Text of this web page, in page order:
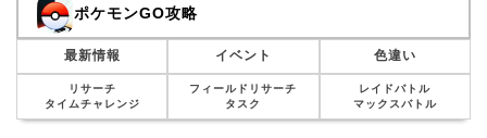
ポケモンGO攻略
最新情報 イベント 色違い
リサーチ
タイムチャレンジ
フィールドリサーチ
タスク
レイドバトル
マックスバトル